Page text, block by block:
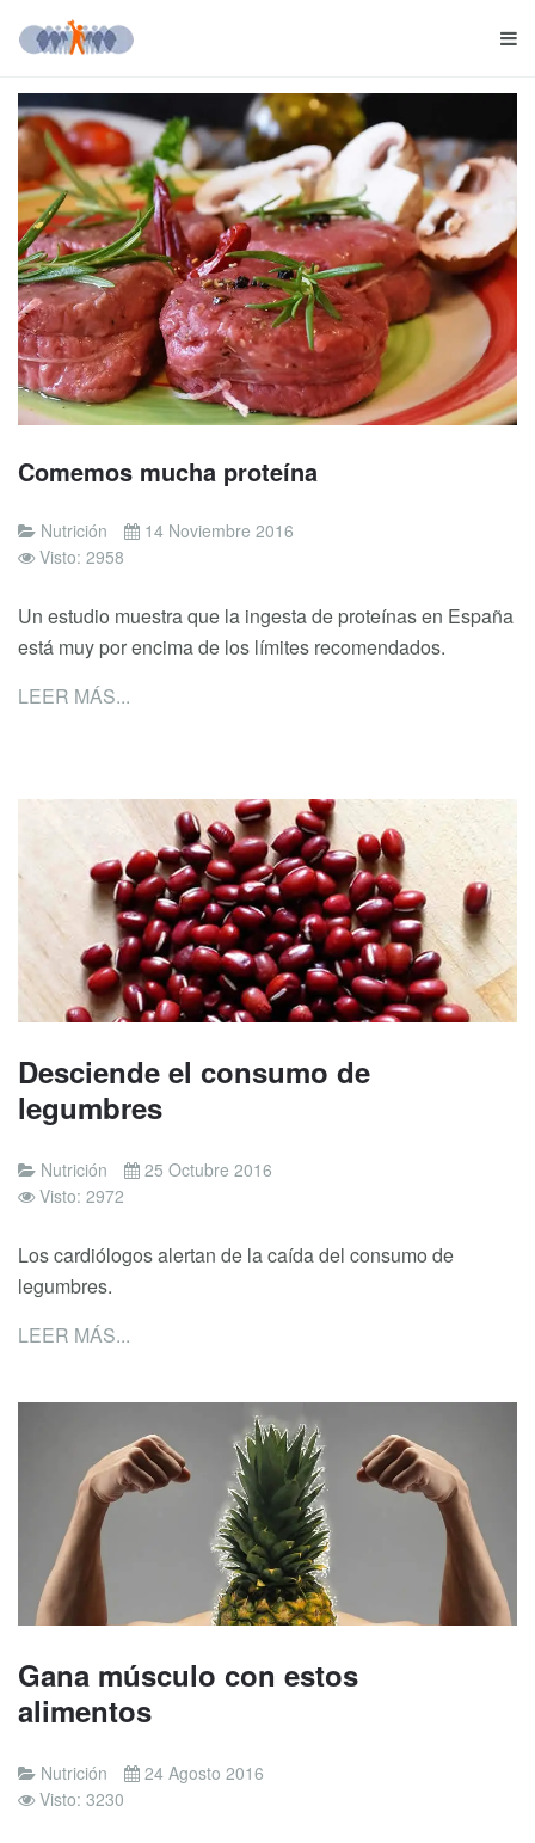
Comemos mucha proteína
Nutrición
14 Noviembre 2016
Visto: 2958
Un estudio muestra que la ingesta de proteínas en España
está muy por encima de los límites recomendados.
LEER MÁS...
Desciende el consumo de
legumbres
Nutrición
25 Octubre 2016
Visto: 2972
Los cardiólogos alertan de la caída del consumo de
legumbres.
LEER MÁS...
Gana músculo con estos
alimentos
Nutrición
24 Agosto 2016
Visto: 3230